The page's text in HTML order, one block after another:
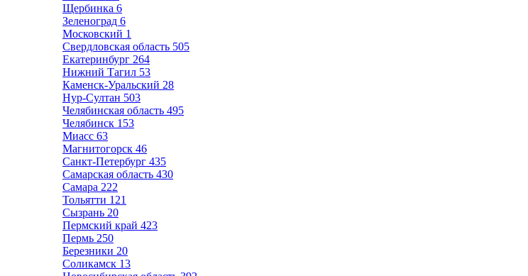
Щербинка 6
Зеленоград 6
Московский 1
Свердловская область 505
Екатеринбург 264
Нижний Тагил 53
Каменск-Уральский 28
Нур-Султан 503
Челябинская область 495
Челябинск 153
Миасс 63
Магнитогорск 46
Санкт-Петербург 435
Самарская область 430
Самара 222
Тольятти 121
Сызрань 20
Пермский край 423
Пермь 250
Березники 20
Соликамск 13